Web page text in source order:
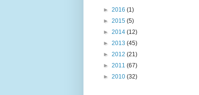
► 2016 (1)
► 2015 (5)
► 2014 (12)
► 2013 (45)
► 2012 (21)
► 2011 (67)
► 2010 (32)